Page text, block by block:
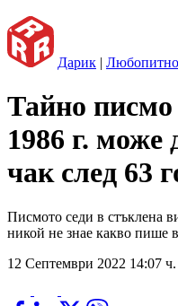
Дарик | Любопитно
Тайно
1986 г. може
чак след 63
Писмото седи в стъклена
никой не знае какво пише
12 Септември 2022 14:07 ч.